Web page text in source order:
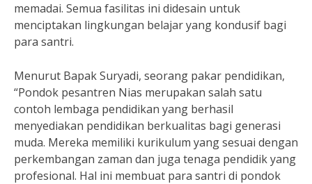
memadai. Semua fasilitas ini didesain untuk
menciptakan lingkungan belajar yang kondusif bagi
para santri.
Menurut Bapak Suryadi, seorang pakar pendidikan,
“Pondok pesantren Nias merupakan salah satu
contoh lembaga pendidikan yang berhasil
menyediakan pendidikan berkualitas bagi generasi
muda. Mereka memiliki kurikulum yang sesuai dengan
perkembangan zaman dan juga tenaga pendidik yang
profesional. Hal ini membuat para santri di pondok